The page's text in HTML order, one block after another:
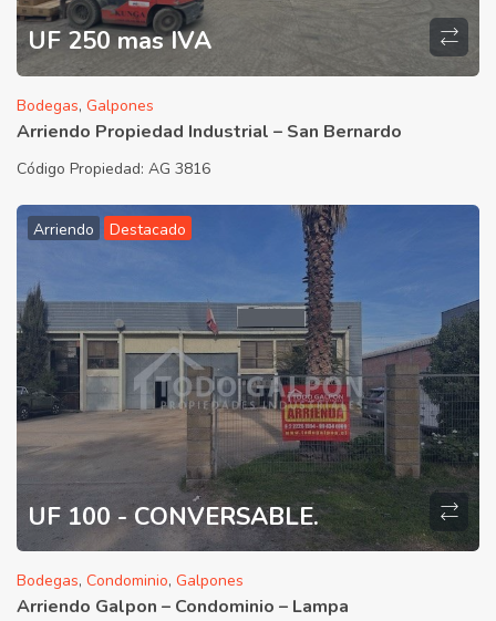
UF 250 mas IVA
Bodegas, Galpones
Arriendo Propiedad Industrial – San Bernardo
Código Propiedad: AG 3816
Arriendo Destacado
UF 100 - CONVERSABLE.
Bodegas, Condominio, Galpones
Arriendo Galpon – Condominio – Lampa